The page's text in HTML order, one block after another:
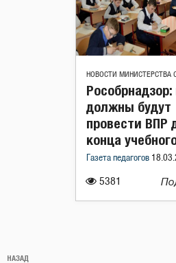
НОВОСТИ МИНИСТЕРСТВА
5381
должны будут
провести ВПР
конца
Газета педагогов
Предыдущая
НАЗАД